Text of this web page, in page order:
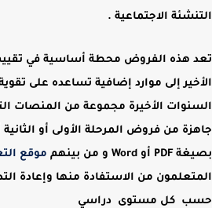
التنشئة الاجتماعية .
تعد هذه الفروض محطة أساسية في
الأخير إلى موارد إضافية تساعده على
السنوات الأخيرة مجموعة من المنصات
جاهزة من فروض المرحلة الأولى أو الثانية
بصيغةPDF أو Word و من بينهم موقع
المتعلمون من الاستفادة منها وإعادة
حسب كل مستوى دراسي